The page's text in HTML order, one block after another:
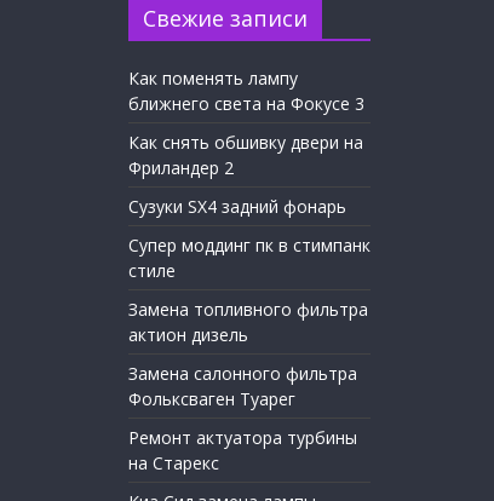
Свежие записи
Как поменять лампу
ближнего света на Фокусе 3
Как снять обшивку двери на
Фриландер 2
Сузуки SX4 задний фонарь
Супер моддинг пк в стимпанк
стиле
Замена топливного фильтра
актион дизель
Замена салонного фильтра
Фольксваген Туарег
Ремонт актуатора турбины
на Старекс